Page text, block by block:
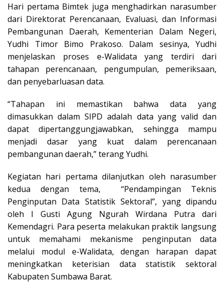
Hari pertama Bimtek juga menghadirkan narasumber
dari Direktorat Perencanaan, Evaluasi, dan Informasi
Pembangunan Daerah, Kementerian Dalam Negeri,
Yudhi Timor Bimo Prakoso. Dalam sesinya, Yudhi
menjelaskan proses e-Walidata yang terdiri dari
tahapan perencanaan, pengumpulan, pemeriksaan,
dan penyebarluasan data.
“Tahapan ini memastikan bahwa data yang
dimasukkan dalam SIPD adalah data yang valid dan
dapat dipertanggungjawabkan, sehingga mampu
menjadi dasar yang kuat dalam perencanaan
pembangunan daerah,” terang Yudhi.
Kegiatan hari pertama dilanjutkan oleh narasumber
kedua dengan tema, “Pendampingan Teknis
Penginputan Data Statistik Sektoral”, yang dipandu
oleh I Gusti Agung Ngurah Wirdana Putra dari
Kemendagri. Para peserta melakukan praktik langsung
untuk memahami mekanisme penginputan data
melalui modul e-Walidata, dengan harapan dapat
meningkatkan keterisian data statistik sektoral
Kabupaten Sumbawa Barat.